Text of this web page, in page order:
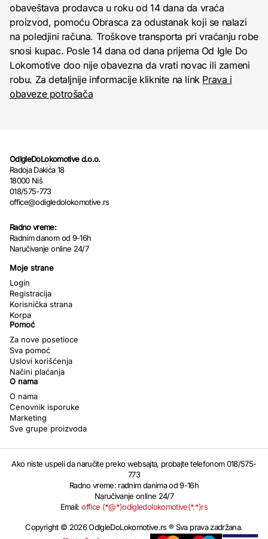
obaveštava prodavca u roku od 14 dana da vraća
proizvod, pomoću Obrasca za odustanak koji se nalazi
na poledjini računa. Troškove transporta pri vraćanju robe
snosi kupac. Posle 14 dana od dana prijema Od Igle Do
Lokomotive doo nije obavezna da vrati novac ili zameni
robu. Za detaljnije informacije kliknite na link Prava i
obaveze potrošača
OdIgleDoLokomotive d.o.o.
Radoja Dakića 18
18000 Niš
018/575-773
office@odigledolokomotive.rs
Radno vreme:
Radnim danom od 9-16h
Naručivanje online 24/7
Moje strane
Login
Registracija
Korisnička strana
Korpa
Pomoć
Za nove posetioce
Sva pomoć
Uslovi korišćenja
Načini plaćanja
O nama
O nama
Cenovnik isporuke
Marketing
Sve grupe proizvoda
Ako niste uspeli da naručite preko websajta, probajte telefonom 018/575-
773
Radno vreme: radnim danima od 9-16h
Naručivanje online 24/7
Email:office (*@*)odigledolokomotive(*.*)rs
Copyright © 2026 OdIgleDoLokomotive.rs ® Sva prava zadržana.